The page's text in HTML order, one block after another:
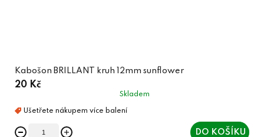
Kabošon BRILLANT kruh 12mm sunflower
20 Kč
Skladem
DO KOŠÍKU